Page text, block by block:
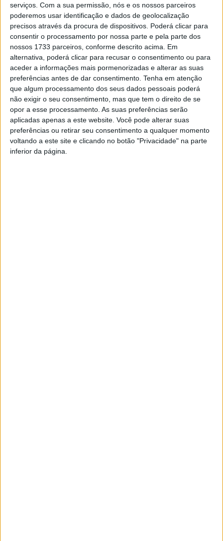
serviços. Com a sua permissão, nós e os nossos parceiros
poderemos usar identificação e dados de geolocalização
precisos através da procura de dispositivos. Poderá clicar para
consentir o processamento por nossa parte e pela parte dos
nossos 1733 parceiros, conforme descrito acima. Em
alternativa, poderá clicar para recusar o consentimento ou para
aceder a informações mais pormenorizadas e alterar as suas
preferências antes de dar consentimento. Tenha em atenção
que algum processamento dos seus dados pessoais poderá
não exigir o seu consentimento, mas que tem o direito de se
opor a esse processamento. As suas preferências serão
aplicadas apenas a este website. Você pode alterar suas
preferências ou retirar seu consentimento a qualquer momento
voltando a este site e clicando no botão "Privacidade" na parte
inferior da página.
Quanto à atuação de Quim Barreiros, vai subir ao palco
pelas 16:00.
AFeira da Maçã Bravo de Esmolfeé um evento que
anualmente atrai milhares de pessoas ao concelho, e
serve de promoção a uma das mais-valias económicas e
um dos principais produtos endógenos de Penalva do
Castelo.
Esta e outras notícias para ouvir na Estação Diária – 96.8
FM ou emwww.968.fm